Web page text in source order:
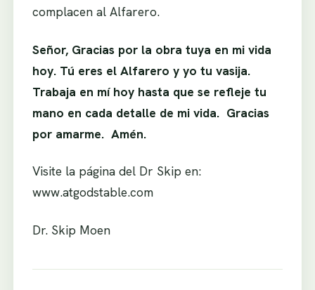
complacen al Alfarero.
Señor, Gracias por la obra tuya en mi vida
hoy. Tú eres el Alfarero y yo tu vasija.
Trabaja en mí hoy hasta que se refleje tu
mano en cada detalle de mi vida. Gracias
por amarme. Amén.
Visite la página del Dr Skip en:
www.atgodstable.com
Dr. Skip Moen